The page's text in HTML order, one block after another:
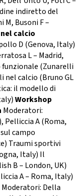
indiretto del
Busoni F –
calcio
D (Genova, Italy)
L – Madrid,
funzionale (Zunarelli
nel calcio (Bruno GL
il modello di
Workshop
Moderatori:
Pelliccia A (Roma,
campo
Traumi sportivi
Italy) Il
B – London, UK)
A – Roma, Italy)
Moderatori: Della